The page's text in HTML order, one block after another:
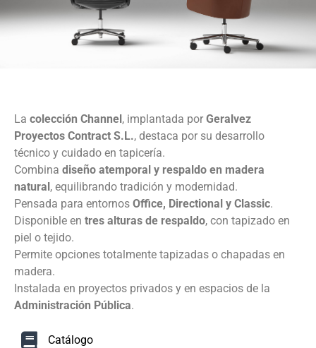
La colección Channel, implantada por Geralvez
Proyectos Contract S.L., destaca por su desarrollo
técnico y cuidado en tapicería.
Combina diseño atemporal y respaldo en madera
natural, equilibrando tradición y modernidad.
Pensada para entornos Office, Directional y Classic.
Disponible en tres alturas de respaldo, con tapizado en
piel o tejido.
Permite opciones totalmente tapizadas o chapadas en
madera.
Instalada en proyectos privados y en espacios de la
Administración Pública.
Catálogo